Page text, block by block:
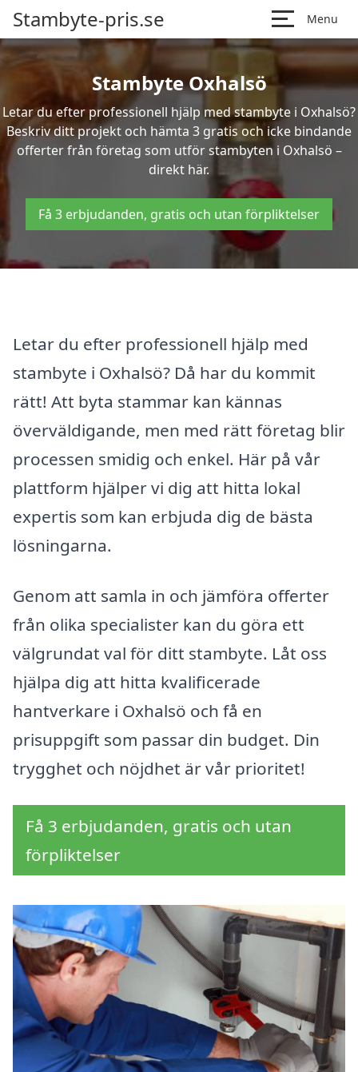
Stambyte-pris.se Menu
Stambyte Oxhalsö
Letar du efter professionell hjälp med stambyte i Oxhalsö?
Beskriv ditt projekt och hämta 3 gratis och icke bindande
offerter från företag som utför stambyten i Oxhalsö –
direkt här.
Få 3 erbjudanden, gratis och utan förpliktelser
Letar du efter professionell hjälp med
stambyte i Oxhalsö? Då har du kommit
rätt! Att byta stammar kan kännas
överväldigande, men med rätt företag blir
processen smidig och enkel. Här på vår
plattform hjälper vi dig att hitta lokal
expertis som kan erbjuda dig de bästa
lösningarna.
Genom att samla in och jämföra offerter
från olika specialister kan du göra ett
välgrundat val för ditt stambyte. Låt oss
hjälpa dig att hitta kvalificerade
hantverkare i Oxhalsö och få en
prisuppgift som passar din budget. Din
trygghet och nöjdhet är vår prioritet!
Få 3 erbjudanden, gratis och utan
förpliktelser